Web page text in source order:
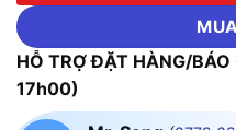
HỖ TRỢ ĐẶT HÀNG/
17h00)